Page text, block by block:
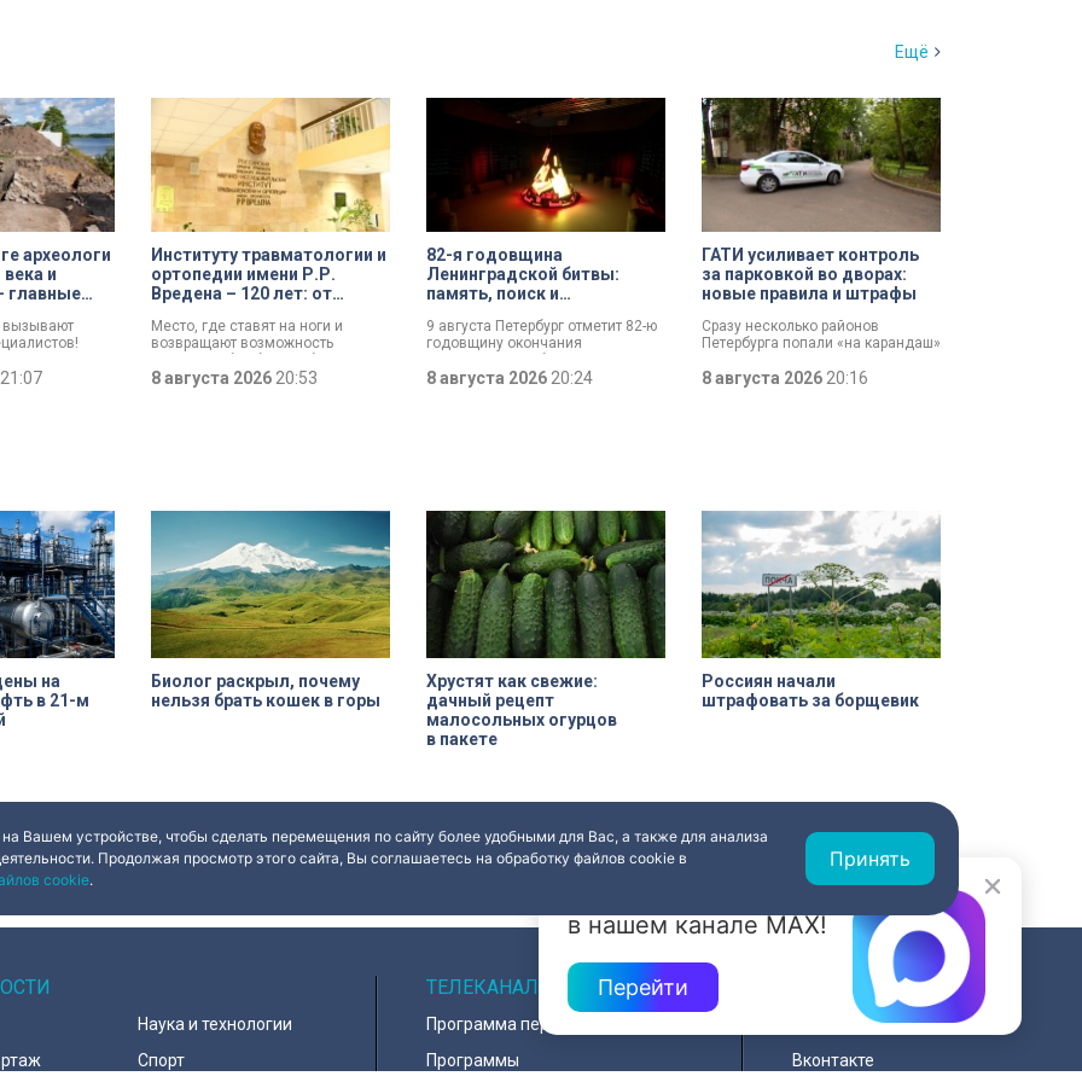
Ещё
археологи
и
главные
вызывают
боевой топор
21:07
Институту травматологии и
ортопедии имени Р.Р.
Вредена – 120 лет: от
до передового
медицинского центра
Место, где ставят на ноги и
возвращают возможность
отмечает Институт травматологии
8 августа 2026 20:53
82-я годовщина
Ленинградской битвы:
память, поиск и
9 августа Петербург отметит 82-ю
годовщину окончания
воинской славы, который был
8 августа 2026 20:24
ГАТИ усиливает контроль
за парковкой во дворах:
новые правила и штрафы
Сразу несколько районов
Петербурга попали «на карандаш»
парковкой во дворах. За два
8 августа 2026 20:16
на
в 21-м
Биолог раскрыл, почему
нельзя брать кошек в горы
Хрустят как свежие:
дачный рецепт
малосольных огурцов
в пакете
Россиян начали
штрафовать за борщевик
в нашем канале MAX!
Перейти
Вашем устройстве, чтобы сделать перемещения по сайту более удобными для Вас, а также для анализа
Продолжая просмотр этого сайта, Вы соглашаетесь на обработку файлов cookie в
cookie.
Принять
Наука и технологии
Спорт
ТЕЛЕКАНАЛ
Программа передач
Программы
Вконтакте